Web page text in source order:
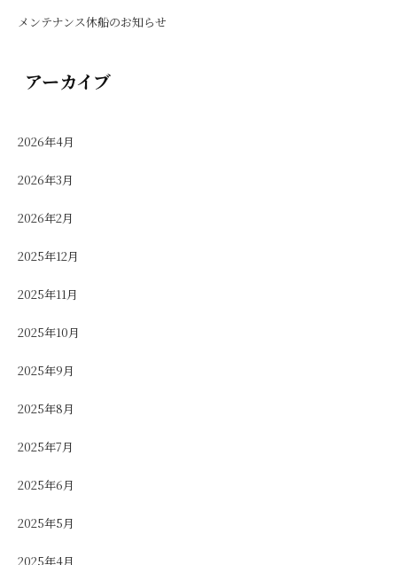
メンテナンス休船のお知らせ
アーカイブ
2026年4月
2026年3月
2026年2月
2025年12月
2025年11月
2025年10月
2025年9月
2025年8月
2025年7月
2025年6月
2025年5月
2025年4月